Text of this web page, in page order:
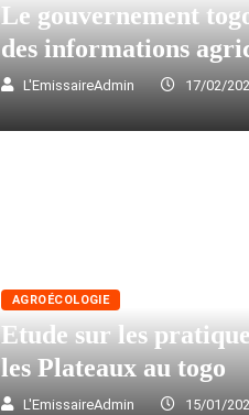
Le gouvernement
des informations
L'EmissaireAdmin 17/02/
AGROÉCOLOGIE
Etude sur les
les Plateaux au togo
L'EmissaireAdmin 15/01/